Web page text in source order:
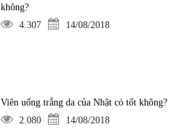
không?
4.307
14/08/2018
Viên uống trắng da của Nhật có tốt không?
2.080
14/08/2018